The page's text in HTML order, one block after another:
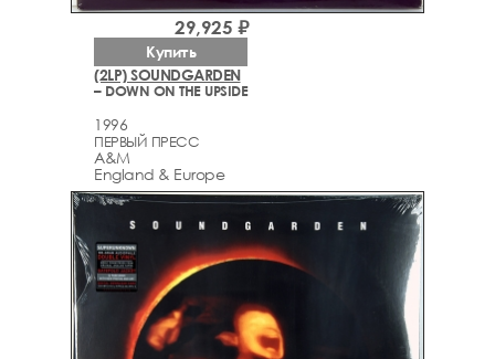
(2LP) SOUNDGARDEN
– DOWN ON THE UPSIDE
1996
ПЕРВЫЙ ПРЕСС
A&M
England & Europe
29,925 ₽
Купить